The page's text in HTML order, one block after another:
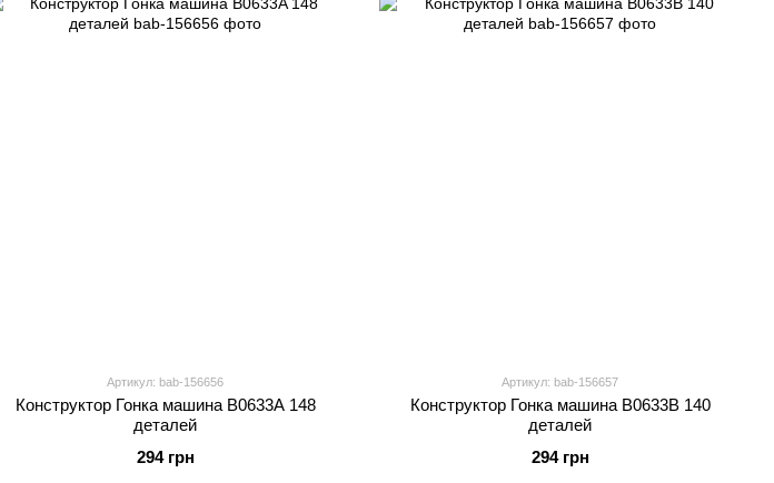
Артикул: bab-156656
Конструктор Гонка машина B0633A 148
деталей
294 грн
Артикул: bab-156657
Конструктор Гонка машина B0633B 140
деталей
294 грн